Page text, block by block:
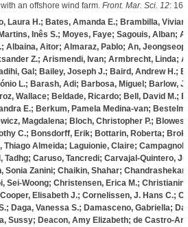
an offshore wind farm. Front. Mar. Sci. 12:
Laura H.; Bates, Amanda E.; Brambilla,
Inês S.; Moyes, Faye; Sagouis, Alban;
Albaina, Aitor; Almaraz, Pablo; An,
Z.; Arismendi, Ivan; Armbrecht, Linda;
Gal; Bailey, Joseph J.; Baird, Andrew H.;
L.; Barash, Adi; Barbosa, Miguel; Barlow,
Wallace; Beldade, Ricardo; Bell, David M.;
E.; Berkum, Pamela Medina‐van;
Magdalena; Bloch, Christopher P.;
C.; Bonsdorff, Erik; Bottarin, Roberta;
Thiago Almeida; Laguionie, Claire;
Caruso, Tancredi; Carvajal‐Quintero,
Sonia Zanini; Chaikin, Shahar;
Sei‐Woong; Christensen, Erica M.;
Elisabeth J.; Cornelissen, J. Hans C.;
Daga, Vanessa S.; Damasceno, Gabriella;
Sussy; Deacon, Amy Elizabeth; de